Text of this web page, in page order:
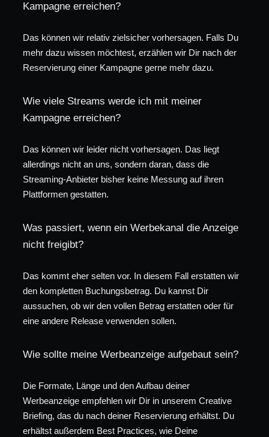
Kampagne erreichen?
Das können wir relativ zielsicher vorhersagen. Falls Du
mehr dazu wissen möchtest, erzählen wir Dir nach der
Reservierung einer Kampagne gerne mehr dazu.
Wie viele Streams werde ich mit meiner
Kampagne erreichen?
Das können wir leider nicht vorhersagen. Das liegt
allerdings nicht an uns, sondern daran, dass die
Streaming-Anbieter bisher keine Messung auf ihren
Plattformen gestatten.
Was passiert, wenn ein Werbekanal die Anzeige
nicht freigibt?
Das kommt eher selten vor. In diesem Fall erstatten wir
den kompletten Buchungsbetrag. Du kannst Dir
aussuchen, ob wir den vollen Betrag erstatten oder für
eine andere Release verwenden sollen.
Wie sollte meine Werbeanzeige aufgebaut sein?
Die Formate, Länge und den Aufbau deiner
Werbeanzeige empfehlen wir Dir in unserem Creative
Briefing, das du nach deiner Reservierung erhältst. Du
erhältst außerdem Best Practices, wie Deine